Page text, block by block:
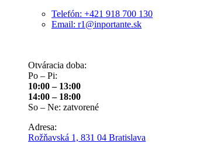
Telefón: +421 918 700 130
Email: r1@inportante.sk
Otváracia doba:
Po – Pi:
10:00 – 13:00
14:00 – 18:00
So – Ne: zatvorené
Adresa:
Rožňavská 1, 831 04 Bratislava